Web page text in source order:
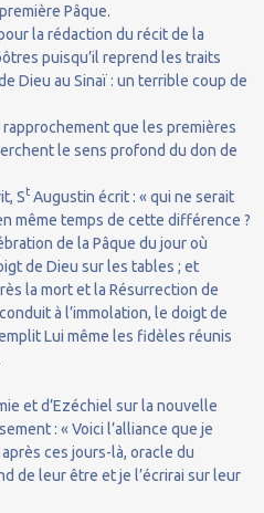
Pâque.
la rédaction du récit de la
puisqu’il reprend les traits
Dieu au Sinaï : un terrible coup de
que les premières
le sens profond du don de
St Augustin écrit : « qui ne serait
même temps de cette différence ?
de la Pâque du jour où
de Dieu sur les tables ; et
la mort et la Résurrection de
à l’immolation, le doigt de
Lui même les fidèles réunis
et d’Ezéchiel sur la nouvelle
: « Voici l’alliance que je
ces jours-là, oracle du
de leur être et je l’écrirai sur leur